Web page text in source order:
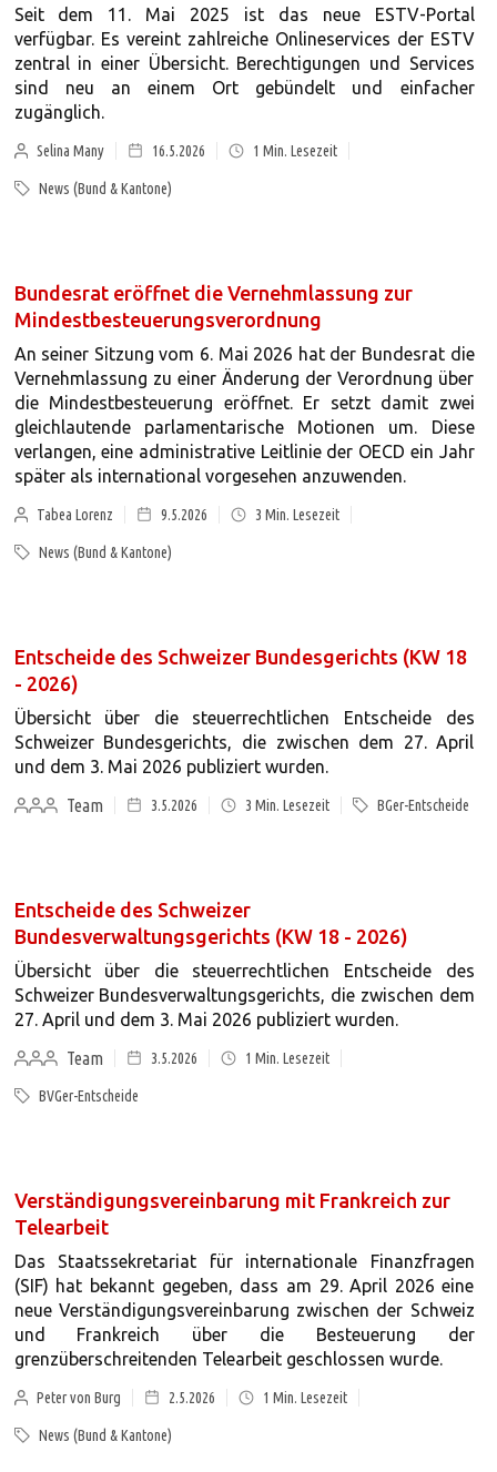
Seit dem 11. Mai 2025 ist das neue ESTV-Portal
verfügbar. Es vereint zahlreiche Onlineservices der ESTV
zentral in einer Übersicht. Berechtigungen und Services
sind neu an einem Ort gebündelt und einfacher
zugänglich.
Selina Many 16.5.2026 1 Min. Lesezeit
News (Bund & Kantone)
Bundesrat eröffnet die Vernehmlassung zur
Mindestbesteuerungsverordnung
An seiner Sitzung vom 6. Mai 2026 hat der Bundesrat die
Vernehmlassung zu einer Änderung der Verordnung über
die Mindestbesteuerung eröffnet. Er setzt damit zwei
gleichlautende parlamentarische Motionen um. Diese
verlangen, eine administrative Leitlinie der OECD ein Jahr
später als international vorgesehen anzuwenden.
Tabea Lorenz 9.5.2026 3 Min. Lesezeit
News (Bund & Kantone)
Entscheide des Schweizer Bundesgerichts (KW 18
- 2026)
Übersicht über die steuerrechtlichen Entscheide des
Schweizer Bundesgerichts, die zwischen dem 27. April
und dem 3. Mai 2026 publiziert wurden.
Team
3.5.2026 3 Min. Lesezeit BGer-Entscheide
Entscheide des Schweizer
Bundesverwaltungsgerichts (KW 18 - 2026)
Übersicht über die steuerrechtlichen Entscheide des
Schweizer Bundesverwaltungsgerichts, die zwischen dem
27. April und dem 3. Mai 2026 publiziert wurden.
Team
3.5.2026 1 Min. Lesezeit
BVGer-Entscheide
Verständigungsvereinbarung mit Frankreich zur
Telearbeit
Das Staatssekretariat für internationale Finanzfragen
(SIF) hat bekannt gegeben, dass am 29. April 2026 eine
neue Verständigungsvereinbarung zwischen der Schweiz
und Frankreich über die Besteuerung der
grenzüberschreitenden Telearbeit geschlossen wurde.
Peter von Burg 2.5.2026 1 Min. Lesezeit
News (Bund & Kantone)